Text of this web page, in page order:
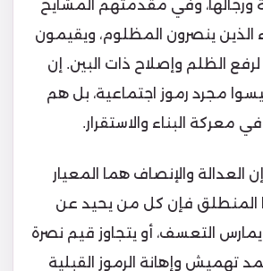
ورجالها، وفي مقدمتهم المشايخ
الذين ينصرون المظلوم، ويقيمون
الظلم وإصلاح ذات البين. إن
مجرد رموز اجتماعية، بل هم
معركة البناء والاستقرار.
العدالة والإنصاف هما المعيار
المنطلق فإن كل من يحيد عن
التعسف، أو يتجاوز قيم نصرة
تهميش وإهانة الرموز القبلية